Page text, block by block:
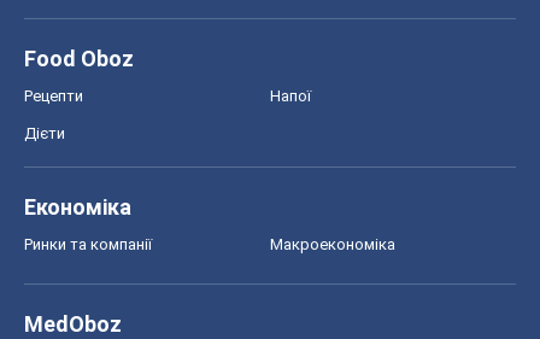
Food Oboz
Рецепти Напої
Дієти
Економіка
Ринки та компанії Макроекономіка
MedOboz